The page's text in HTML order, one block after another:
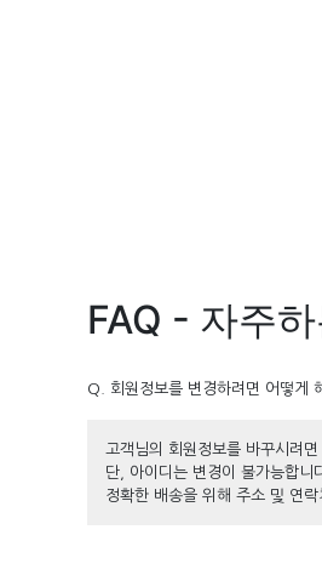
FAQ - 자주
Q. 회원정보를 변경하려면 어떻게
고객님의 회원정보를 바꾸시려
단, 아이디는 변경이 불가능합니
정확한 배송을 위해 주소 및 연